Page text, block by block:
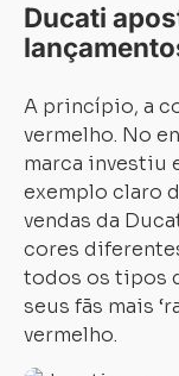
Ducati
A princípio, a
vermelho. No
marca investiu
exemplo claro
vendas da
cores
todos os tipos
seus fãs mais
vermelho.